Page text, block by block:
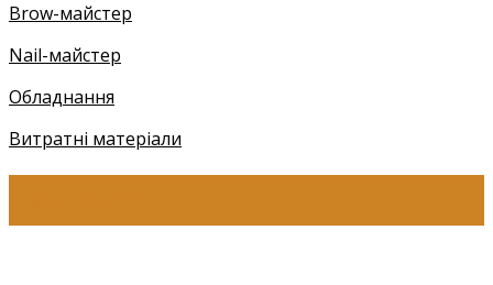
Brow-майстер
Nail-майстер
Обладнання
Витратні матеріали